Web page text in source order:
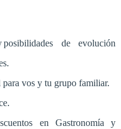
de evolución
vos y tu grupo familiar.
en Gastronomía y